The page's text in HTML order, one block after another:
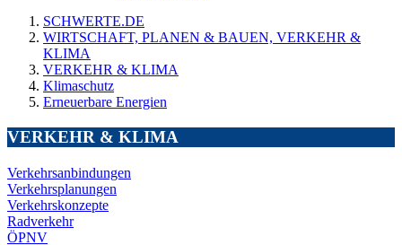
SCHWERTE.DE
WIRTSCHAFT, PLANEN & BAUEN, VERKEHR &
KLIMA
VERKEHR & KLIMA
Klimaschutz
Erneuerbare Energien
VERKEHR & KLIMA
Verkehrsanbindungen
Verkehrsplanungen
Verkehrskonzepte
Radverkehr
ÖPNV